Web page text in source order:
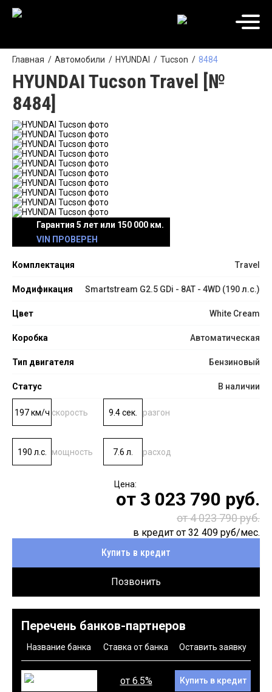
Главная Автомобили HYUNDAI Tucson 8484
HYUNDAI Tucson Travel [№
8484]
Гарантия 5 лет или 150 000 км.
VIN ПРОВЕРЕН
Комплектация Travel
Модификация Smartstream G2.5 GDi - 8AT - 4WD (190 л.с.)
Цвет White Cream
Коробка Автоматическая
Тип двигателя Бензиновый
Статус В наличии
197 км/ч скорость 9.4 сек. разгон
190 л.с. мощность 7.6 л. расход
от 3 023 790 руб.
от 4 023 790 руб.
в кредит от 32 409 руб/мес.
Купить в кредит
Позвонить
Перечень банков-партнеров
Название банка Ставка от банка Оставить заявку
от 6.5% Купить в кредит